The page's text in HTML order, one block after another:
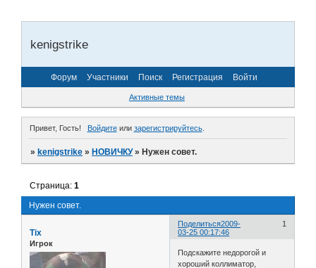
kenigstrike
Форум Участники Поиск Регистрация Войти
Активные темы
Привет, Гость! Войдитеили зарегистрируйтесь.
»kenigstrike »НОВИЧКУ »Нужен совет.
Нужен совет.
Страница:1
Поделиться 1
2009-
03-25 00:17:46
Tix
Игрок
Подскажите недорогой и
хороший коллиматор,